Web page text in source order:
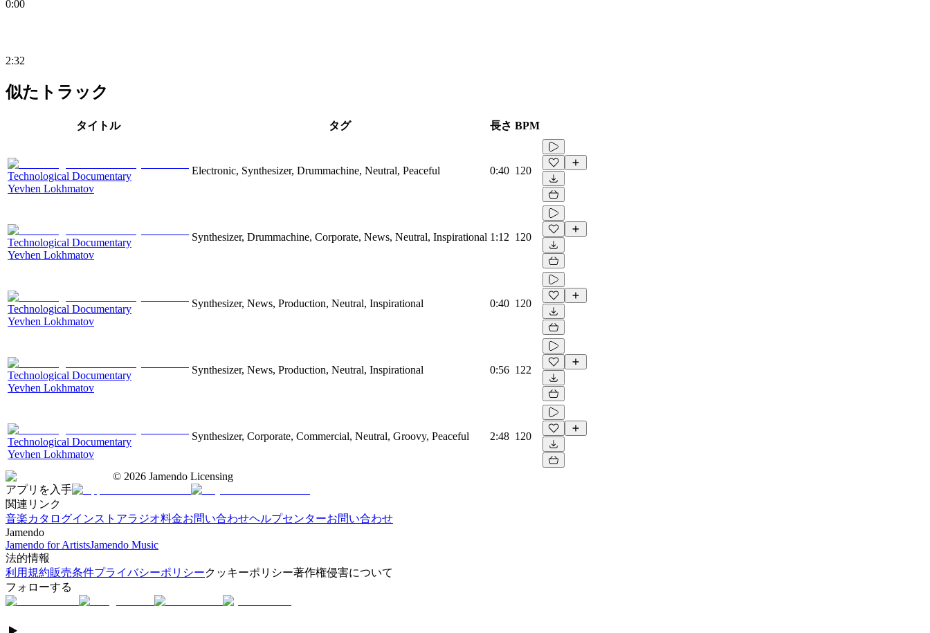
0:00
2:32
似たトラック
タイトル タグ 長さ BPM
Technological Documentary
Yevhen Lokhmatov
Electronic, Synthesizer, Drummachine, Neutral, Peaceful 0:40 120
Technological Documentary
Yevhen Lokhmatov
Synthesizer, Drummachine, Corporate, News, Neutral, Inspirational 1:12 120
Technological Documentary
Yevhen Lokhmatov
Synthesizer, News, Production, Neutral, Inspirational 0:40 120
Technological Documentary
Yevhen Lokhmatov
Synthesizer, News, Production, Neutral, Inspirational 0:56 122
Technological Documentary
Yevhen Lokhmatov
Synthesizer, Corporate, Commercial, Neutral, Groovy, Peaceful 2:48 120
© 2026 Jamendo Licensing
アプリを入手
関連リンク
音楽カタログインストアラジオ料金お問い合わせヘルプセンターお問い合わせ
Jamendo
Jamendo for ArtistsJamendo Music
法的情報
利用規約販売条件プライバシーポリシークッキーポリシー著作権侵害について
フォローする